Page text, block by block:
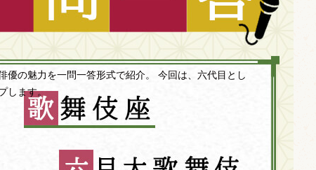
優の魅力を一問一答形式で紹介。 今回は、六代目とし
します。